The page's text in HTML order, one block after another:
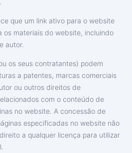
que um link ativo para o website
os materiais do website, incluindo
autor.
os seus contratantes) podem
a patentes, marcas comerciais
ou outros direitos de
com o conteúdo de
no website. A concessão de
especificadas no website não
a qualquer licença para utilizar